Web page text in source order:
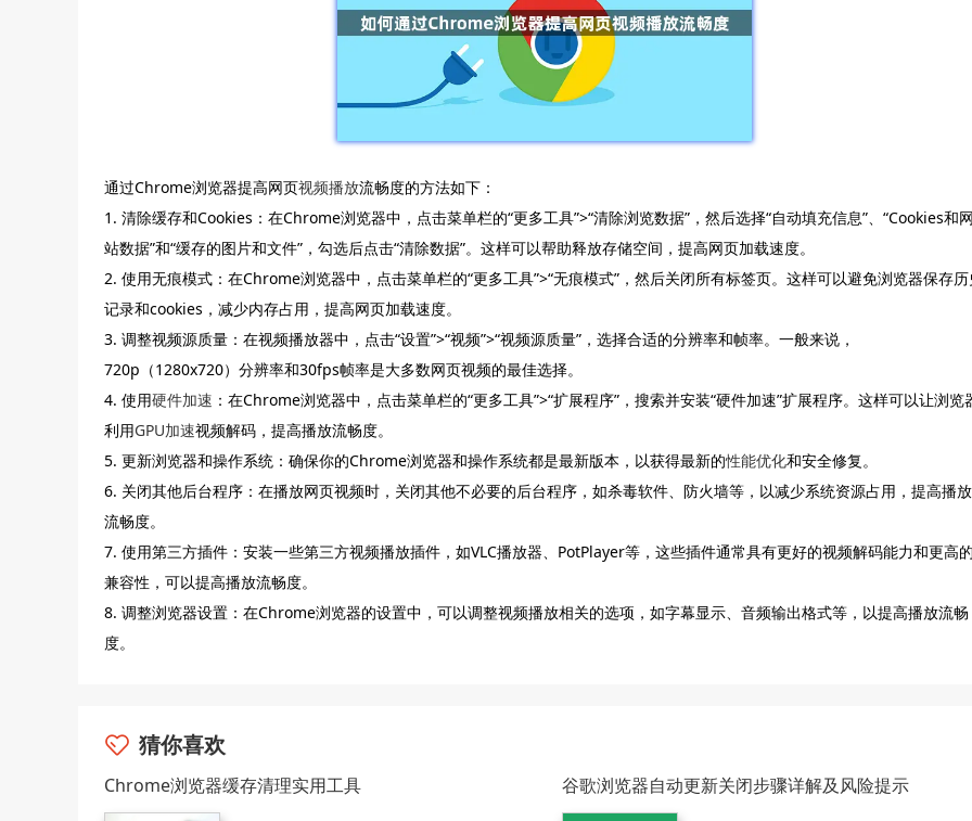
通过Chrome浏览器提高网页视频播放流畅度的方法如下：
1. 清除缓存和Cookies：在Chrome浏览器中，点击菜单栏的“更多工具”>“清除浏览数据”，然后选择“自动填充信息”、“Cookies和
站数据”和“缓存的图片和文件”，勾选后点击“清除数据”。这样可以帮助释放存储空间，提高网页加载速度。
2. 使用无痕模式：在Chrome浏览器中，点击菜单栏的“更多工具”>“无痕模式”，然后关闭所有标签页。这样可以避免浏览器保存
记录和cookies，减少内存占用，提高网页加载速度。
3. 调整视频源质量：在视频播放器中，点击“设置”>“视频”>“视频源质量”，选择合适的分辨率和帧率。一般来说，
720p（1280x720）分辨率和30fps帧率是大多数网页视频的最佳选择。
4. 使用硬件加速 ：在Chrome浏览器中，点击菜单栏的“更多工具”>“扩展程序”，搜索并安装“硬件加速”扩展程序。这样可以让浏览
利用GPU加速视频解码，提高播放流畅度。
5. 更新浏览器和操作系统：确保你的Chrome浏览器和操作系统都是最新版本，以获得最新的性能优化和安全修复。
6. 关闭其他后台程序：在播放网页视频时，关闭其他不必要的后台程序，如杀毒软件、防火墙等，以减少系统资源占用，提高播放
流畅度。
7. 使用第三方插件：安装一些第三方视频播放插件，如VLC播放器、PotPlayer等，这些插件通常具有更好的视频解码能力和更高
兼容性，可以提高播放流畅度。
8. 调整浏览器设置：在Chrome浏览器的设置中，可以调整视频播放相关的选项，如字幕显示、音频输出格式等，以提高播放流畅
度。
猜你喜欢
Chrome浏览器缓存清理实用工具 谷歌浏览器自动更新关闭步骤详解及风险提示